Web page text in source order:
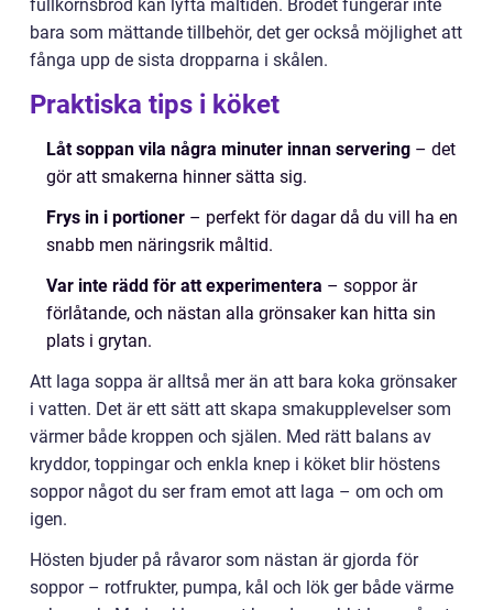
fullkornsbröd kan lyfta måltiden. Brödet fungerar inte
bara som mättande tillbehör, det ger också möjlighet att
fånga upp de sista dropparna i skålen.
Praktiska tips i köket
Låt soppan vila några minuter innan servering – det
gör att smakerna hinner sätta sig.
Frys in i portioner – perfekt för dagar då du vill ha en
snabb men näringsrik måltid.
Var inte rädd för att experimentera – soppor är
förlåtande, och nästan alla grönsaker kan hitta sin
plats i grytan.
Att laga soppa är alltså mer än att bara koka grönsaker
i vatten. Det är ett sätt att skapa smakupplevelser som
värmer både kroppen och själen. Med rätt balans av
kryddor, toppingar och enkla knep i köket blir höstens
soppor något du ser fram emot att laga – om och om
igen.
Hösten bjuder på råvaror som nästan är gjorda för
soppor – rotfrukter, pumpa, kål och lök ger både värme